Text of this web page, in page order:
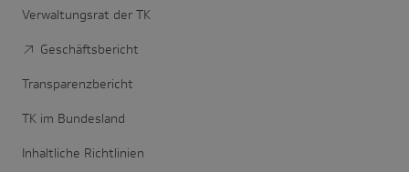
Verwaltungsrat der TK
Geschäftsbericht
Transparenzbericht
TK im Bundesland
Inhaltliche Richtlinien